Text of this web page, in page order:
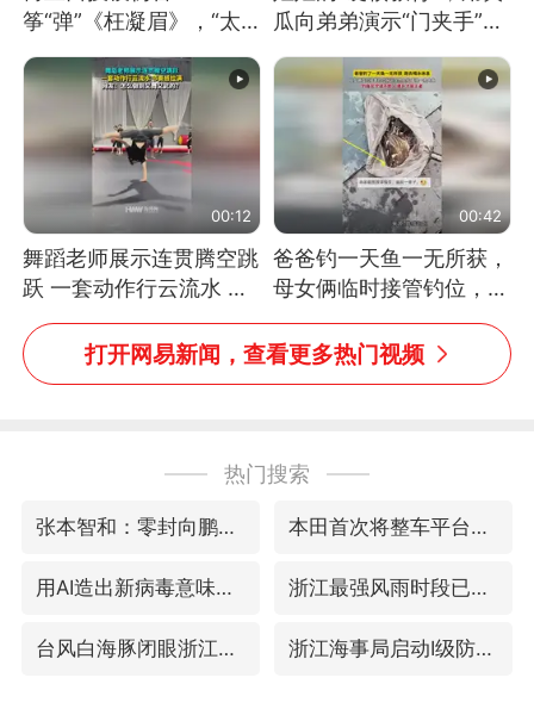
筝“弹”《枉凝眉》，“太
像了～你是吃古筝长大的
吗？”“或将成为首位考级
不带古筝的选手。”（来
源：新华每日电讯）
瓜向弟弟演示“门夹手”，
网友：果然言传不如身
教！
00:12
舞蹈老师展示连贯腾空跳
跃 一套动作行云流水 节
奏感拉满 网友：怎么做
到又舞又武的？
00:42
爸爸钓一天鱼一无所获，
母女俩临时接管钓位，用
玩具鱼竿钓上大鱼
打开网易新闻，查看更多热门视频
热门搜索
张本智和：零封向鹏不意外 本田首次将整车平台外包给印度企业
用AI造出新病毒意味着什么 浙江最强风雨时段已锁定
台风白海豚闭眼浙江上海处于危险半圆 浙江海事局启动Ⅰ级防台应急响应